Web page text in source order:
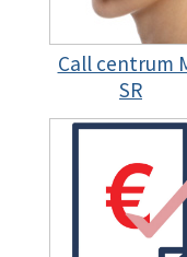
Call centrum
SR